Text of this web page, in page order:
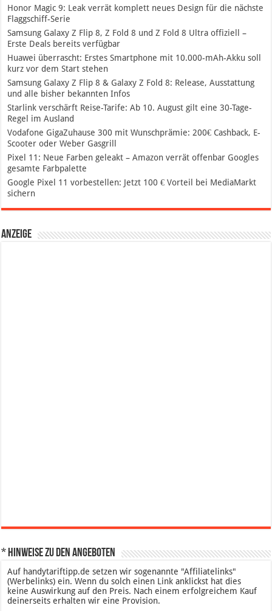
Honor Magic 9: Leak verrät komplett neues Design für die nächste
Flaggschiff-Serie
Samsung Galaxy Z Flip 8, Z Fold 8 und Z Fold 8 Ultra offiziell –
Erste Deals bereits verfügbar
Huawei überrascht: Erstes Smartphone mit 10.000-mAh-Akku soll
kurz vor dem Start stehen
Samsung Galaxy Z Flip 8 & Galaxy Z Fold 8: Release, Ausstattung
und alle bisher bekannten Infos
Starlink verschärft Reise-Tarife: Ab 10. August gilt eine 30-Tage-
Regel im Ausland
Vodafone GigaZuhause 300 mit Wunschprämie: 200€ Cashback, E-
Scooter oder Weber Gasgrill
Pixel 11: Neue Farben geleakt – Amazon verrät offenbar Googles
gesamte Farbpalette
Google Pixel 11 vorbestellen: Jetzt 100 € Vorteil bei MediaMarkt
sichern
Anzeige
* Hinweise zu den Angeboten
Auf handytariftipp.de setzen wir sogenannte "Affiliatelinks"
(Werbelinks) ein. Wenn du solch einen Link anklickst hat dies
keine Auswirkung auf den Preis. Nach einem erfolgreichem Kauf
deinerseits erhalten wir eine Provision.